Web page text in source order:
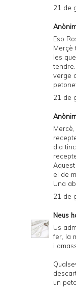
21 de
Eso
Merçè
les
verge
21 de
dia
el de
Una
21 de
Neus
Us
fer, la
i
un